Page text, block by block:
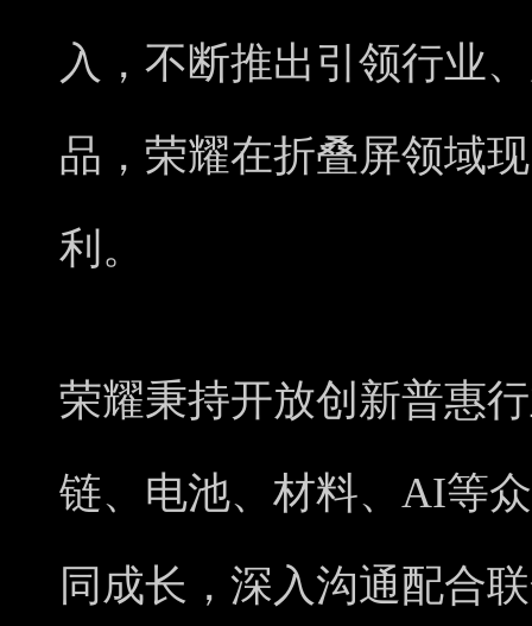
入，不断推出引领行业
品，荣耀在折叠屏领域
利。
荣耀秉持开放创新普惠
链、电池、材料、AI等
同成长，深入沟通配合